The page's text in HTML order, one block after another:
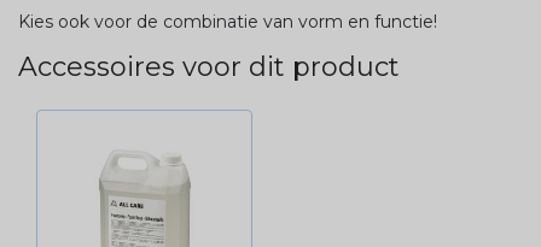
Kies ook voor de combinatie van vorm en functie!
Accessoires voor dit product